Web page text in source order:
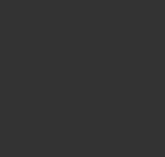
Zn
igazolták, hogy
Másrészt patkányokon az
nélküli Zn
Zn
-kiáramlás
vagy az agyi hízósejtek